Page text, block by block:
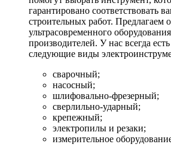
гарантировано соответствовать
строительных работ. Предлагаем
ультрасовременного
производителей. У нас всегда
следующие виды
сварочный;
насосный;
шлифовально-фрезерный;
сверлильно-ударный;
крепежный;
электропилы и резаки;
измерительное